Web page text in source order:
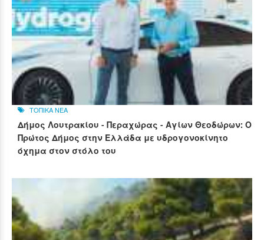
ΤΟΠΙΚΑ ΝΕΑ
Δήμος Λουτρακίου - Περαχώρας - Αγίων Θεοδώρων: Ο
Πρώτος Δήμος στην Ελλάδα με υδρογονοκίνητο
όχημα στον στόλο του